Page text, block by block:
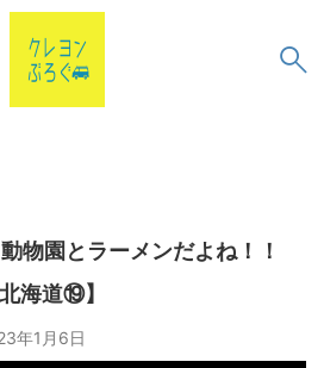
物園とラーメンだよね！！
海道⑲】
年1月6日